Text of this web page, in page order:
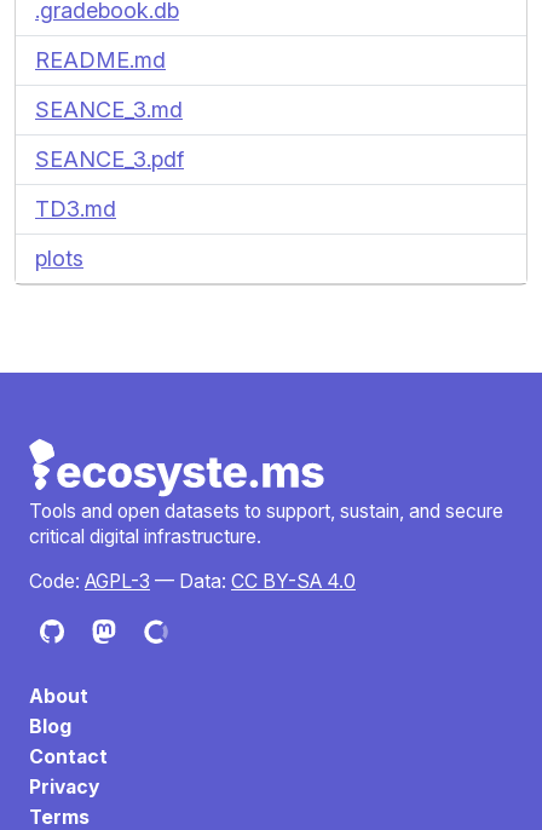
.gradebook.db
README.md
SEANCE_3.md
SEANCE_3.pdf
TD3.md
plots
Tools and open datasets to support, sustain, and secure
critical digital infrastructure.
Code: AGPL-3 — Data: CC BY-SA 4.0
About
Blog
Contact
Privacy
Terms